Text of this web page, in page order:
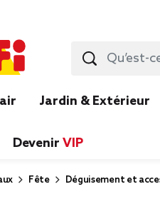
Jardin & Extérieur
Devenir VIP
Fête Déguisement et